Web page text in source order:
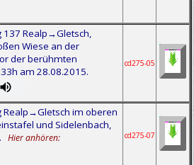
137 Realp→Gletsch,
Wiese an der
der berühmten
am 28.08.2015.
cd275-05
Realp→Gletsch im oberen
und Sidelenbach,
Hier anhören: cd275-07